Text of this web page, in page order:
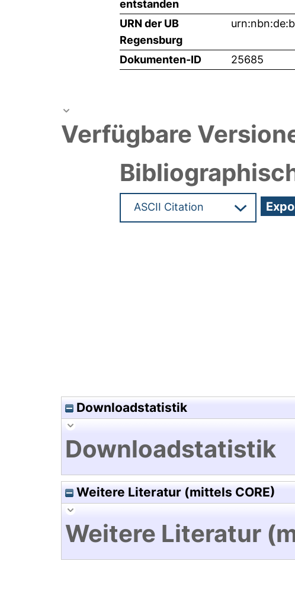
entstanden
URN der UB
Regensburg
Dokumenten-ID 25685
Verfügbare
Downloadstatistik
Downloadstatistik
Weitere Literatur (mittels CORE)
Weitere Literatur